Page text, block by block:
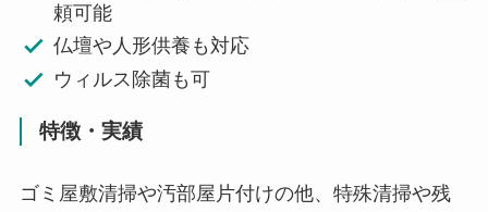
頼可能
仏壇や人形供養も対応
ウィルス除菌も可
特徴・実績
ゴミ屋敷清掃や汚部屋片付けの他、特殊清掃や残